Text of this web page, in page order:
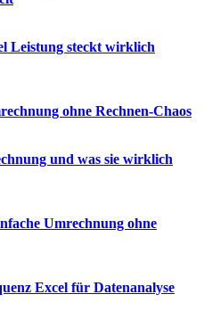
Leistung steckt wirklich
ohne Rechnen-Chaos
und was sie wirklich
Umrechnung ohne
Excel für Datenanalyse